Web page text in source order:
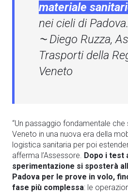
materiale
nei cieli di
⁓Diego Ruzza,
Trasporti della
Veneto
“Un passaggio fondamentale che
Veneto in una nuova era della
logistica sanitaria per poi
afferma l’Assessore. Dopo i test
sperimentazione si sposterà
Padova per le prove in volo,
fase più complessa: le